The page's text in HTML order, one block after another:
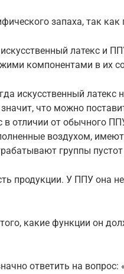
запаха, так как
латекс и
компонентами в их
искусственный
что можно
в отличии от обычного
воздухом,
группы
продукции. У ППУ она
какие функции он
ответить на вопрос: